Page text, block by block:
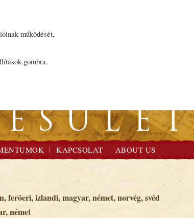
KAPCSOLAT ABOUT US
feröeri, izlandi, magyar, német, norvég, svéd
német
működését,
gombra.